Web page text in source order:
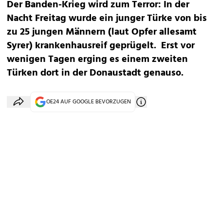
Der Banden-Krieg wird zum Terror: In der
Nacht Freitag wurde ein junger Türke von bis
zu 25 jungen Männern (laut Opfer allesamt
Syrer) krankenhausreif geprügelt. Erst vor
wenigen Tagen erging es einem zweiten
Türken dort in der Donaustadt genauso.
OE24 AUF GOOGLE BEVORZUGEN